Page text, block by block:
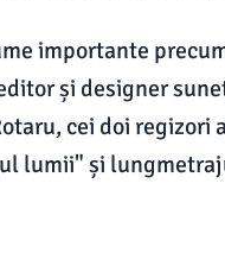
importante
și designer
cei doi
lumii" și